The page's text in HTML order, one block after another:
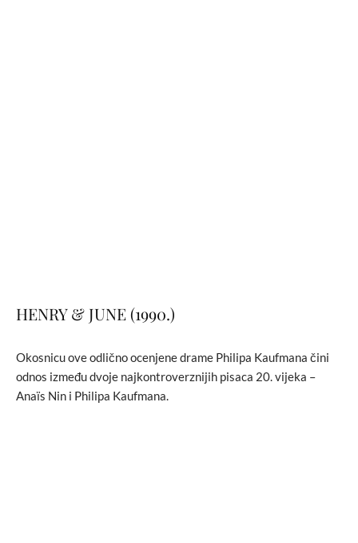
HENRY & JUNE (1990.)
Okosnicu ove odlično ocenjene drame Philipa Kaufmana čini
odnos između dvoje najkontroverznijih pisaca 20. vijeka –
Anaïs Nin i Philipa Kaufmana.